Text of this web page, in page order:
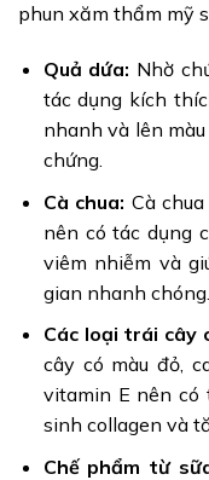
phun xăm thẩm mỹ
Quả dứa: Nhờ
tác dụng kích
nhanh và lên
chứng.
Cà chua: Cà
nên có tác dụng
viêm nhiễm và
gian nhanh chóng.
Các loại trái cây
cây có màu đỏ,
vitamin E nên có
sinh collagen và
Chế phẩm từ